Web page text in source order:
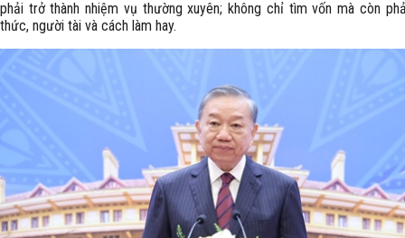
phải trở thành nhiệm vụ thường xuyên; không chỉ tìm vốn mà còn
thức, người tài và cách làm hay.